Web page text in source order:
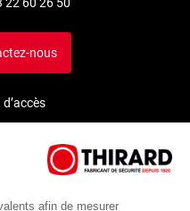
22 60 26 50
nous
d’accès
afin de mesurer